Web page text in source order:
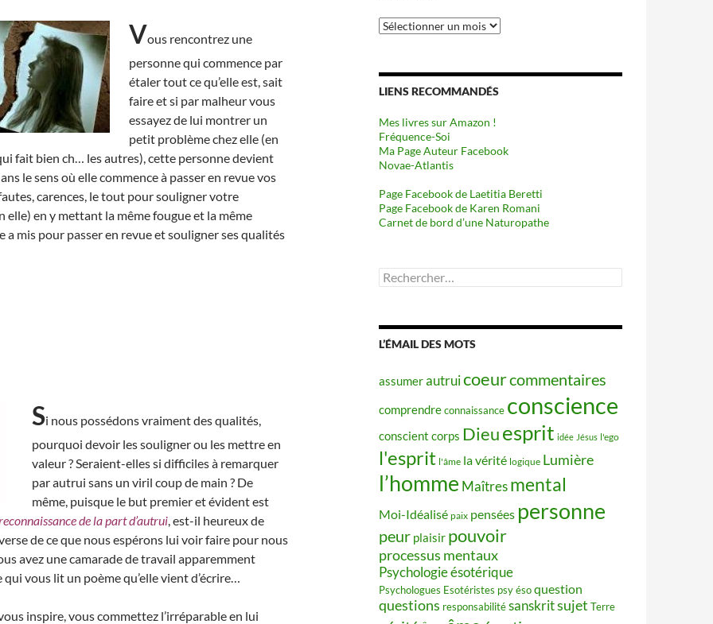
Vous rencontrez une
personne qui commence par
étaler tout ce qu’elle est, sait
faire et si par malheur vous
essayez de lui montrer un
petit problème chez elle (en
fait bien ch… les autres), cette personne devient
le sens où elle commence à passer en revue vos
carences, le tout pour souligner votre
elle) en y mettant la même fougue et la même
a mis pour passer en revue et souligner ses qualités
Si nous possédons vraiment des qualités,
pourquoi devoir les souligner ou les mettre en
valeur ? Seraient-elles si difficiles à remarquer
par autrui sans un viril coup de main ? De
même, puisque le but premier et évident est
de la part d’autrui, est-il heureux de
de ce que nous espérons lui voir faire pour nous
avez une camarade de travail apparemment
vous lit un poème qu’elle vient d’écrire…
inspire, vous commettez l’irréparable en lui
Archives
LIENS RECOMMANDÉS
Mes livres sur Amazon !
Fréquence-Soi
Ma Page Auteur Facebook
Novae-Atlantis
Page Facebook de Laetitia Beretti
Page Facebook de Karen Romani
Carnet de bord d’une Naturopathe
Rechercher :
L’ÉMAIL DES MOTS
assumerautruicoeurcommentaires
comprendreconnaissance conscience
conscient corps Dieuesprit idée Jésus l'ego
l'esprit l'âme la vérité logique Lumière
l’homme Maîtres mental
Moi-Idéalisé paix pensées personne
peur plaisir pouvoir
processus mentaux
Psychologie ésotérique
Psychologues Esotéristes psy ésoquestion
questions responsabilitésanskritsujet Terre